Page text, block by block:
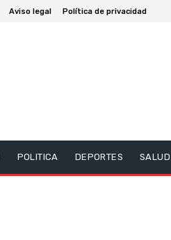
Aviso legal Política de privacidad
POLITICA DEPORTES SALUD